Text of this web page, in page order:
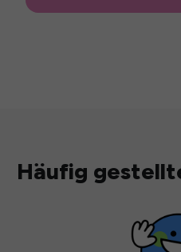
Häufig